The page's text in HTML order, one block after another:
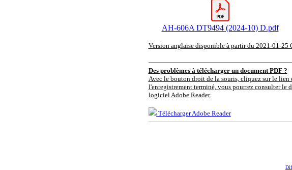
AH-606A DT9494 (2024-10) D.pdf
Version anglaise disponible à partir du 2021-01-25
Des problèmes à télécharger un document PDF ?
Avec le bouton droit de la souris, cliquez sur le
l'enregistrement terminé, vous pourrez consulter le
logiciel Adobe Reader.
Télécharger Adobe Reader